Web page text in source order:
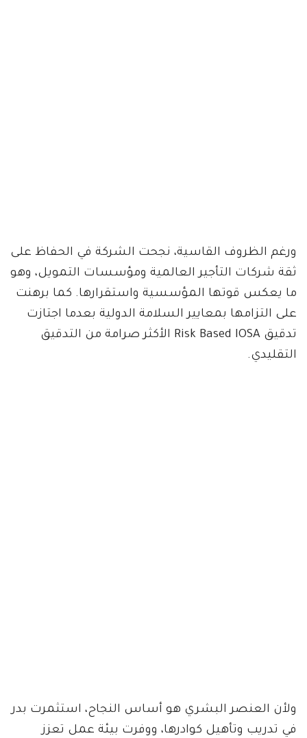
ورغم الظروف القاسية، نجحت الشركة في الحفاظ على
ثقة شركات التأجير العالمية ومؤسسات التمويل، وهو
ما يعكس قوتها المؤسسية واستقرارها. كما برهنت
على التزامها بمعايير السلامة الدولية بعدما اجتازت
تدقيق Risk Based IOSA الأكثر صرامة من التدقيق
التقليدي.
ولأن العنصر البشري هو أساس النجاح، استثمرت بدر
في تدريب وتأهيل كوادرها، ووفرت بيئة عمل تعزز